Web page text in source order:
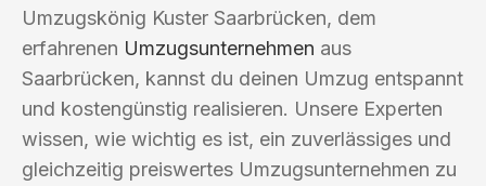
Umzugskönig Kuster Saarbrücken, dem
erfahrenen Umzugsunternehmen aus
Saarbrücken, kannst du deinen Umzug entspannt
und kostengünstig realisieren. Unsere Experten
wissen, wie wichtig es ist, ein zuverlässiges und
gleichzeitig preiswertes Umzugsunternehmen zu